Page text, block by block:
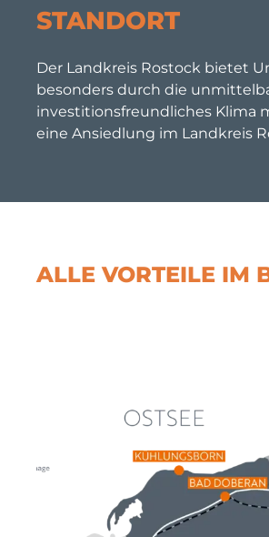
STANDORT
Der Landkreis Rostock bietet
besonders durch die
investitionsfreundliches Klima
eine Ansiedlung im Landkreis
ALLE VORTEILE IM